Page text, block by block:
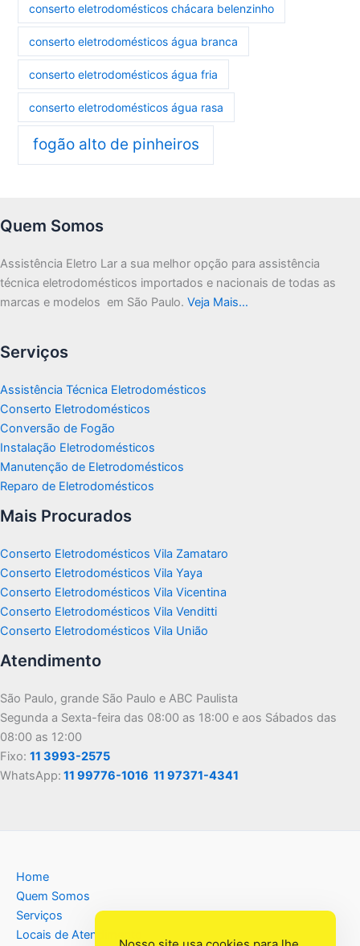
conserto eletrodomésticos chácara belenzinho
conserto eletrodomésticos água branca
conserto eletrodomésticos água fria
conserto eletrodomésticos água rasa
fogão alto de pinheiros
Quem Somos
Assistência Eletro Lar a sua melhor opção para assistência
técnica eletrodomésticos importados e nacionais de todas as
marcas e modelos em São Paulo. Veja Mais…
Serviços
Assistência Técnica Eletrodomésticos
Conserto Eletrodomésticos
Conversão de Fogão
Instalação Eletrodomésticos
Manutenção de Eletrodomésticos
Reparo de Eletrodomésticos
Mais Procurados
Conserto Eletrodomésticos Vila Zamataro
Conserto Eletrodomésticos Vila Yaya
Conserto Eletrodomésticos Vila Vicentina
Conserto Eletrodomésticos Vila Venditti
Conserto Eletrodomésticos Vila União
Atendimento
São Paulo, grande São Paulo e ABC Paulista
Segunda a Sexta-feira das 08:00 as 18:00 e aos Sábados das
08:00 as 12:00
Fixo: 11 3993-2575
WhatsApp: 11 99776-1016 11 97371-4341
Home
Quem Somos
Serviços
Locais de Atendimento